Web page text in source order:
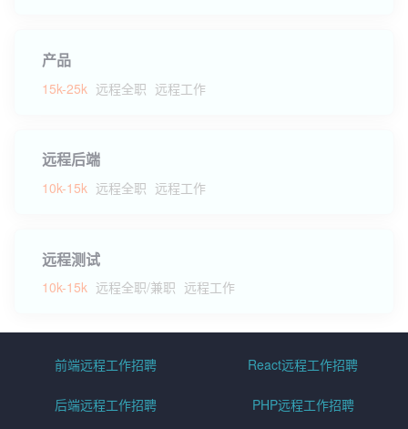
产品
15k-25k 远程全职 远程工作
远程后端
10k-15k 远程全职 远程工作
远程测试
10k-15k 远程全职/兼职 远程工作
前端远程工作招聘 React远程工作招聘
后端远程工作招聘 PHP远程工作招聘